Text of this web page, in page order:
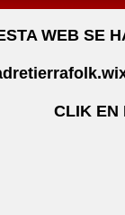
WEB SE
CLIK EN